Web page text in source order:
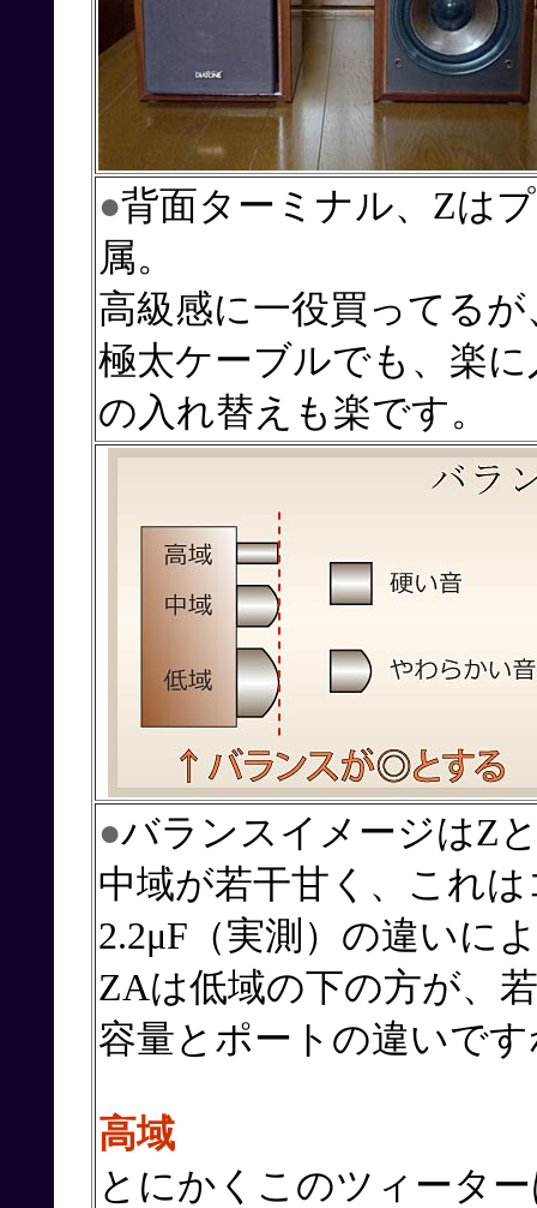
●背面ターミナル、Zは
属。
高級感に一役買ってる
極太ケーブルでも、楽
の入れ替えも楽です。
●バランスイメージはZ
中域が若干甘く、これ
2.2μF（実測）の違いに
ZAは低域の下の方が、
容量とポートの違いで
高域
とにかくこのツィータ